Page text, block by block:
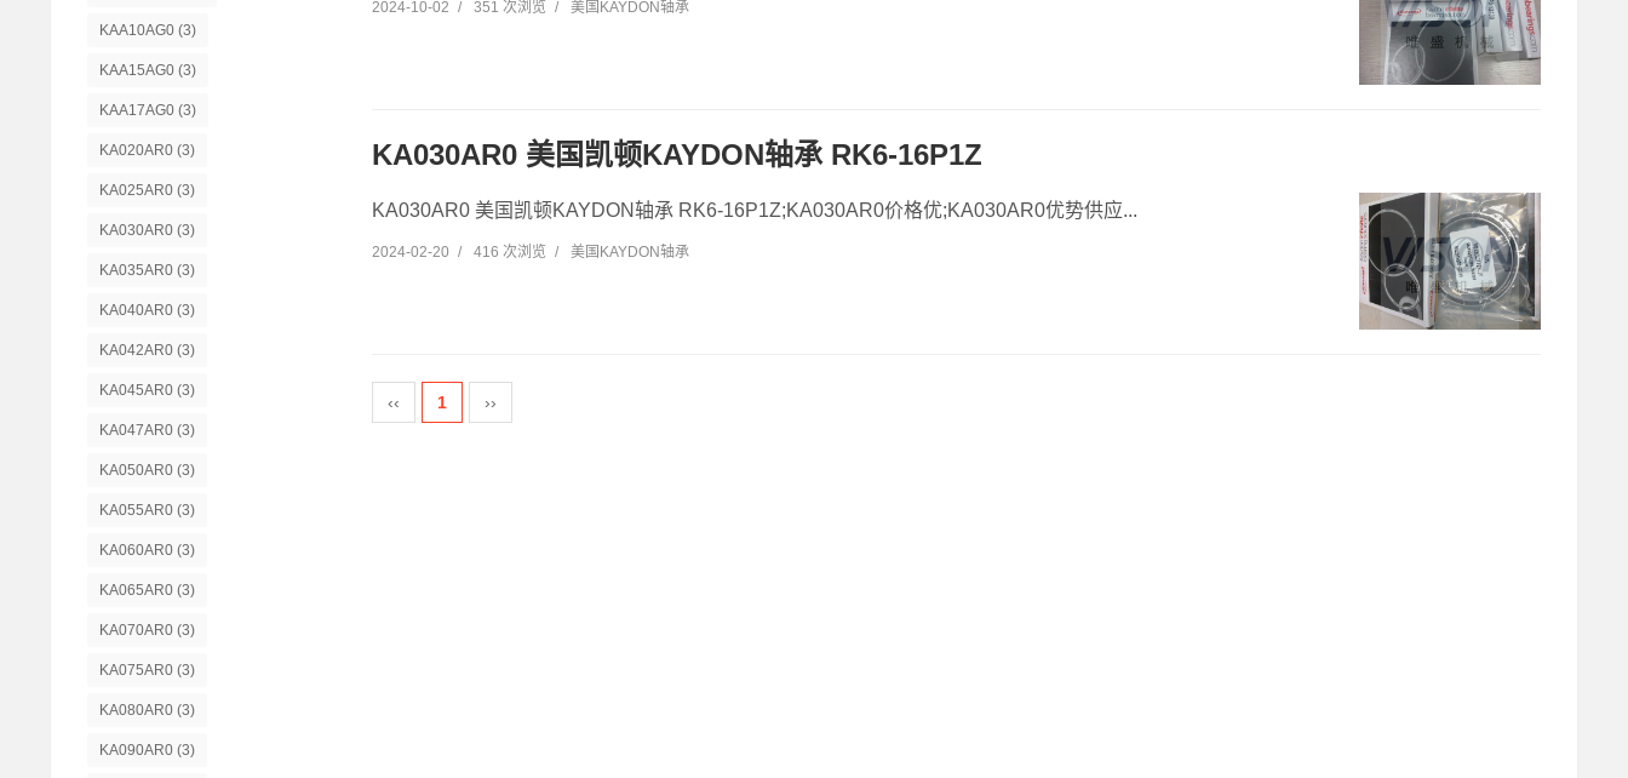
KAA10AG0 (3)
KAA15AG0 (3)
KAA17AG0 (3)
KA020AR0 (3)
KA025AR0 (3)
KA030AR0 (3)
KA035AR0 (3)
KA040AR0 (3)
KA042AR0 (3)
KA045AR0 (3)
KA047AR0 (3)
KA050AR0 (3)
KA055AR0 (3)
KA060AR0 (3)
KA065AR0 (3)
KA070AR0 (3)
KA075AR0 (3)
KA080AR0 (3)
KA090AR0 (3)
2024-10-02 / 351 次浏览 / 美国KAYDON轴承
KA030AR0 美国凯顿KAYDON轴承 RK6-16P1Z
KA030AR0 美国凯顿KAYDON轴承 RK6-16P1Z;KA030AR0价格优;KA030AR0优势供应...
2024-02-20 / 416 次浏览 / 美国KAYDON轴承
‹‹ 1 ››